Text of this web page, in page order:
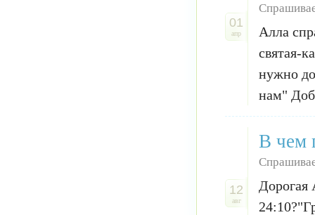
01
апр
Алла
святая-
нужно
нам"
12
авг
В чем
Дорогая